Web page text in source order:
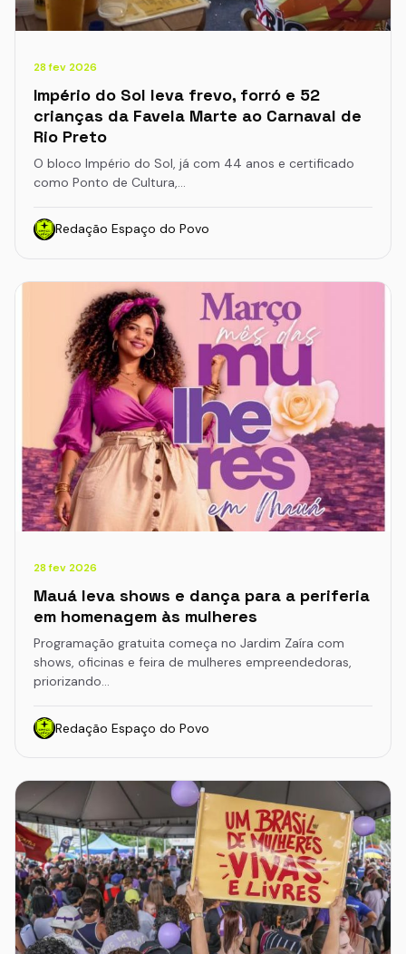
28 fev 2026
Império do Sol leva frevo, forró e 52
crianças da Favela Marte ao Carnaval de
Rio Preto
O bloco Império do Sol, já com 44 anos e certificado
como Ponto de Cultura,…
Redação Espaço do Povo
28 fev 2026
Mauá leva shows e dança para a periferia
em homenagem às mulheres
Programação gratuita começa no Jardim Zaíra com
shows, oficinas e feira de mulheres empreendedoras,
priorizando…
Redação Espaço do Povo